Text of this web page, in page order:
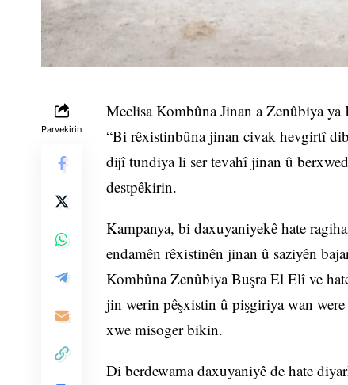
Parvekirin
Meclisa Kombûna Jinan a Zenûbiya
“Bi rêxistinbûna jinan civak hevgirtî
dijî tundiya li ser tevahî jinan û
destpêkirin.
Kampanya, bi daxuyaniyekê hate
endamên rêxistinên jinan û saziyên
Kombûna Zenûbiya Buşra El Elî ve
jin werin pêşxistin û pişgiriya wan
xwe misoger bikin.
Di berdewama daxuyaniyê de hate